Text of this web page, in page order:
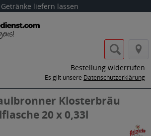
Getränke liefern lassen
Bestellung widerrufen
Es gilt unsere Datenschutzerklärung
Klosterbräu
20 x 0,33l